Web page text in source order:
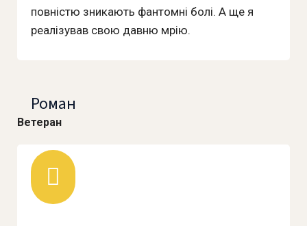
повністю зникають фантомні болі. А ще я
реалізував свою давню мрію.
Роман
Ветеран